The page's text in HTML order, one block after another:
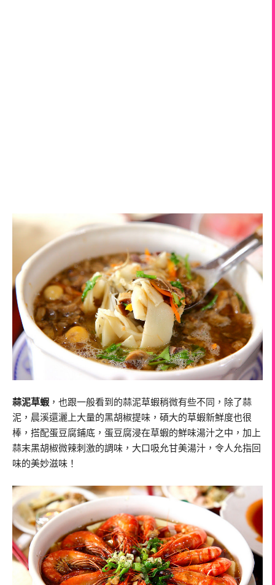
蒜泥草蝦 ， 也跟一般看到的蒜泥草蝦稍微有些不同，除了蒜
泥，晨溪還灑上大量的黑胡椒提味， 碩大的草蝦新鮮度也很
棒，搭配蛋豆腐鋪底，蛋豆腐浸在草蝦的鮮味湯汁之中，加上
蒜末黑胡椒微辣刺激的調味，大口吸允甘美湯汁，令人允指回
味的美妙滋味！